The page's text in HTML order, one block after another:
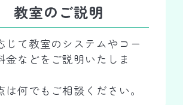
教室のご説明
じて教室のシステムやコー
金などをご説明いたしま
は何でもご相談ください。